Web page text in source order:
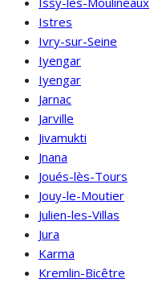
Istres
Ivry-sur-Seine
Iyengar
Iyengar
Jarnac
Jarville
Jivamukti
Jnana
Joués-lès-Tours
Jouy-le-Moutier
Julien-les-Villas
Jura
Karma
Kremlin-Bicêtre